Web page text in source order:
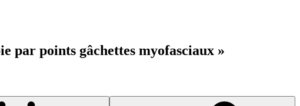
par points gâchettes myofasciaux »